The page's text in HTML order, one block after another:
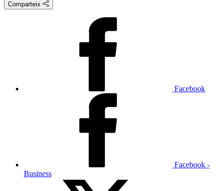
Comparteix
Facebook
Facebook -
Business